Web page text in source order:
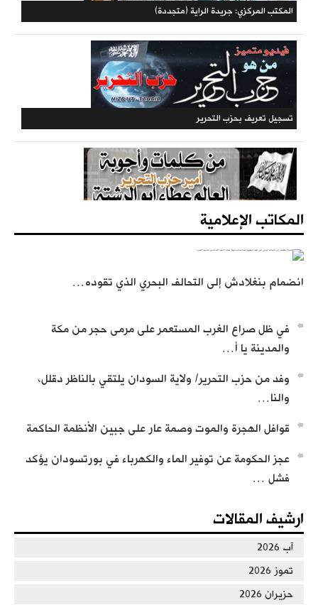
المكتب المركزي: جريدة الراية (متجددة)
المكتبة الحزبية
المكاتب الإعلامية
انضمام بنغلادش إلى التحالف البحري الذي تقوده…
في ظل صراع الغرب المستعمر على مرمى حجر من مكة
والمدينة يا أ…
وفد من حزب التحرير/ ولاية السودان يلتقي بالناظر دقلل،
والنا…
قوافل الهجرة والموت وصمة عار على جبين الأنظمة الحاكمة
عجز الحكومة عن توفير الماء والكهرباء في بورتسودان يؤكد
فشل …
ارشيف المقالات
آب 2026
تموز 2026
حزيران 2026